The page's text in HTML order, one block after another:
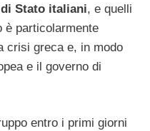
Stato italiani, e quelli
è particolarmente
crisi greca e, in modo
e il governo di
entro i primi giorni